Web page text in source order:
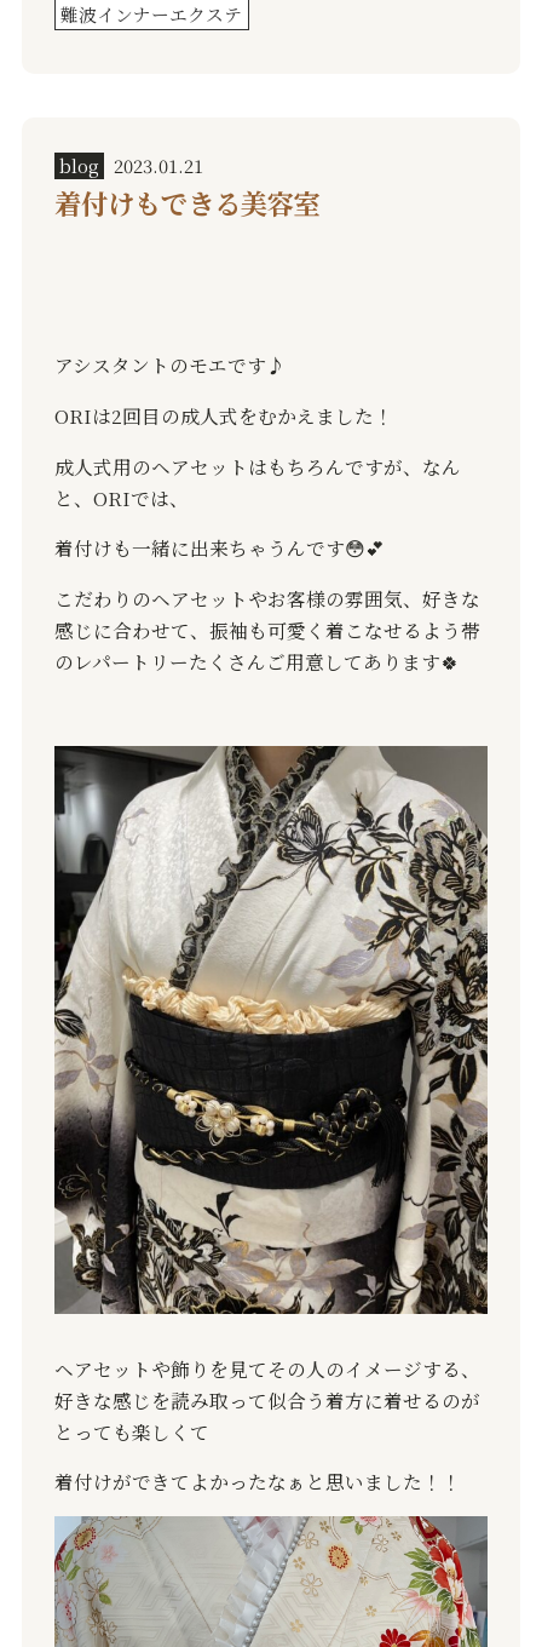
難波インナーエクステ
blog 2023.01.21
着付けもできる美容室
アシスタントのモエです♪︎
ORIは2回目の成人式をむかえました！
成人式用のヘアセットはもちろんですが、なん
と、 ORIでは、
着付けも一緒に出来ちゃうんです😳💕
こだわりのヘアセットやお客様の雰囲気、好きな
感じに合わせて、振袖も可愛く着こなせるよう帯
のレパートリーたくさんご用意してあります🍀
ヘアセットや飾りを見てその人のイメージする、
好きな感じを読み取って似合う着方に着せるのが
とっても楽しくて
着付けができてよかったなぁと思いました！！